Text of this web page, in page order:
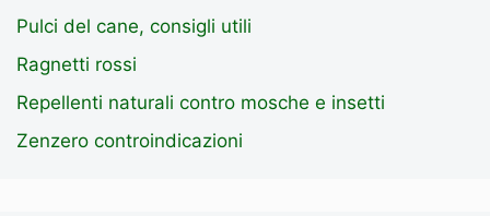
Pulci del cane, consigli utili
Ragnetti rossi
Repellenti naturali contro mosche e insetti
Zenzero controindicazioni